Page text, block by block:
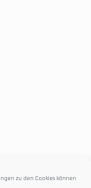
zu den Cookies können